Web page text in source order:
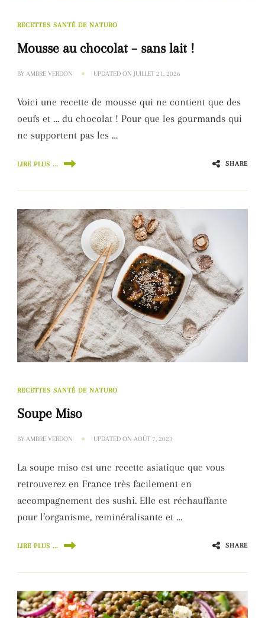
RECETTES SANTÉ DE NATURO
Mousse au chocolat – sans lait !
BY AMBRE VERDON UPDATED ON JUILLET 21, 2026
Voici une recette de mousse qui ne contient que des
oeufs et … du chocolat ! Pour que les gourmands qui
ne supportent pas les …
LIRE PLUS ... SHARE
RECETTES SANTÉ DE NATURO
Soupe Miso
BY AMBRE VERDON UPDATED ON AOÛT 7, 2023
La soupe miso est une recette asiatique que vous
retrouverez en France très facilement en
accompagnement des sushi. Elle est réchauffante
pour l’organisme, reminéralisante et …
LIRE PLUS ... SHARE